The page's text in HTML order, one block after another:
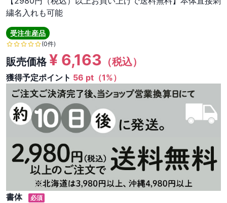
繍名入れも可能
受注生産品
(0件)
販売価格¥ 6,163 （税込）
獲得予定ポイント 56 pt（1%）
書体 必須